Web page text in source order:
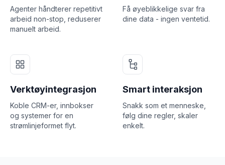
Agenter håndterer repetitivt
arbeid non-stop, reduserer
manuelt arbeid.
Få øyeblikkelige svar fra
dine data - ingen ventetid.
Verktøyintegrasjon
Koble CRM-er, innbokser
og systemer for en
strømlinjeformet flyt.
Smart interaksjon
Snakk som et menneske,
følg dine regler, skaler
enkelt.